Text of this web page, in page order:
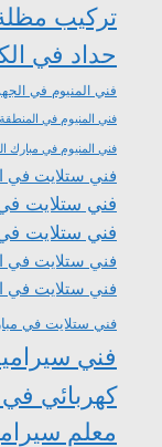
تركيب
حداد في
فني المنيوم في
فني المنيوم في
فني المنيوم في مبارك
فني ستلايت في
فني ستلايت
فني ستلايت
فني ستلايت في
فني ستلايت في
فني ستلايت في
فني
كهربائي
معلم